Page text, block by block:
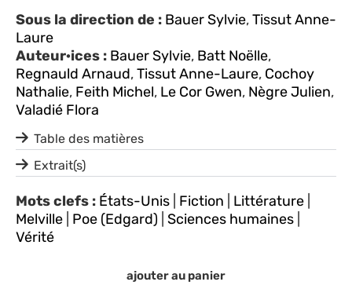
ajouter au panier
Sous la direction de : Bauer Sylvie,Tissut Anne-
Laure
Auteur·ices : Bauer Sylvie, Batt Noëlle,
Regnauld Arnaud,Tissut Anne-Laure, Cochoy
Nathalie, Feith Michel, Le Cor Gwen, Nègre Julien,
Valadié Flora
Table des matières
Extrait(s)
Mots clefs : États-Unis Fiction Littérature
Melville Poe (Edgard) Sciences humaines
Vérité